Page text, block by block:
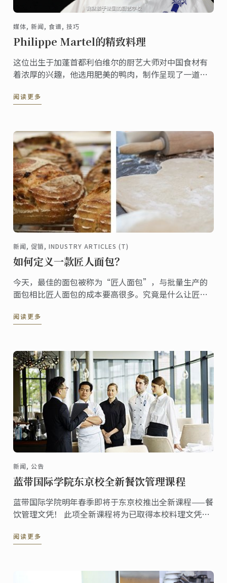
媒体, 新闻, 食谱, 技巧
Philippe Martel的精致料理
这位出生于加蓬首都利伯维尔的厨艺大师对中国食材有
着浓厚的兴趣，他选用肥美的鸭肉，制作呈现了一道有
阅读更多
新闻, 促销, INDUSTRY ARTICLES (T)
如何定义一款匠人面包？
今天，最佳的面包被称为“匠人面包”，与批量生产的
面包相比匠人面包的成本要高很多。究竟是什么让匠人
阅读更多
新闻, 公告
蓝带国际学院东京校全新餐饮管理课程
蓝带国际学院明年春季即将于东京校推出全新课程——餐
饮管理文凭！ 此项全新课程将为已取得本校料理文凭且
生成功开创并经营自己的餐厅、甜品店或食品企业。
阅读更多